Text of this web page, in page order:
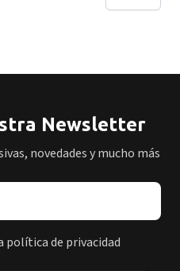
Newsletter
novedades y mucho más
política de privacidad